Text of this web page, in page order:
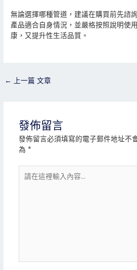
無論選擇哪種管道，建議在購買前先諮
產品適合自身情況，並嚴格按照說明使
康，又提升性生活品質。
← 上一篇 文章
發佈留言
發佈留言必須填寫的電子郵件地址不
為 *
在